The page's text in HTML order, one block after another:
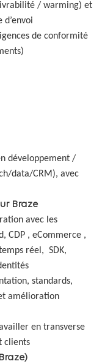
/ warming) et
de conformité
développement /
data/CRM), avec
Braze
avec les
CDP , eCommerce ,
réel, SDK,
standards,
amélioration
en transverse
clients